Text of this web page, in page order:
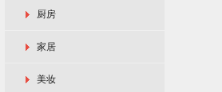
厨房
家居
美妆